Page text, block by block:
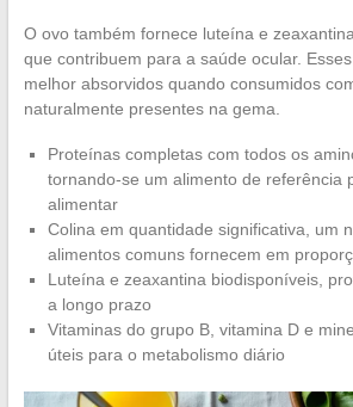
O ovo também fornece luteína e
que contribuem para a saúde ocular.
melhor absorvidos quando consumidos
naturalmente presentes na gema.
Proteínas completas com todos os
tornando-se um alimento de referência
alimentar
Colina em quantidade significativa, um
alimentos comuns fornecem em
Luteína e zeaxantina biodisponíveis,
a longo prazo
Vitaminas do grupo B, vitamina D e
úteis para o metabolismo diário